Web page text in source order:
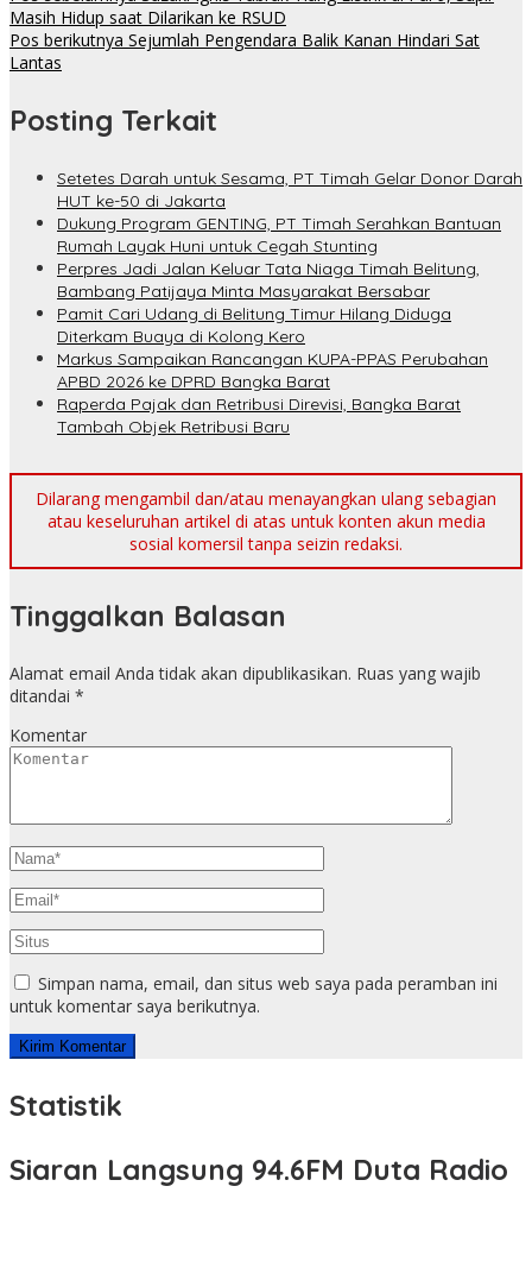
Masih Hidup saat Dilarikan ke RSUD
Pos berikutnya Sejumlah Pengendara Balik Kanan Hindari Sat
Lantas
Posting Terkait
Setetes Darah untuk Sesama, PT Timah Gelar Donor Darah
HUT ke-50 di Jakarta
Dukung Program GENTING, PT Timah Serahkan Bantuan
Rumah Layak Huni untuk Cegah Stunting
Perpres Jadi Jalan Keluar Tata Niaga Timah Belitung,
Bambang Patijaya Minta Masyarakat Bersabar
Pamit Cari Udang di Belitung Timur Hilang Diduga
Diterkam Buaya di Kolong Kero
Markus Sampaikan Rancangan KUPA-PPAS Perubahan
APBD 2026 ke DPRD Bangka Barat
Raperda Pajak dan Retribusi Direvisi, Bangka Barat
Tambah Objek Retribusi Baru
Dilarang mengambil dan/atau menayangkan ulang sebagian
atau keseluruhan artikel di atas untuk konten akun media
sosial komersil tanpa seizin redaksi.
Tinggalkan Balasan
Alamat email Anda tidak akan dipublikasikan. Ruas yang wajib
ditandai *
Komentar
Simpan nama, email, dan situs web saya pada peramban ini
untuk komentar saya berikutnya.
Statistik
Siaran Langsung 94.6FM Duta Radio